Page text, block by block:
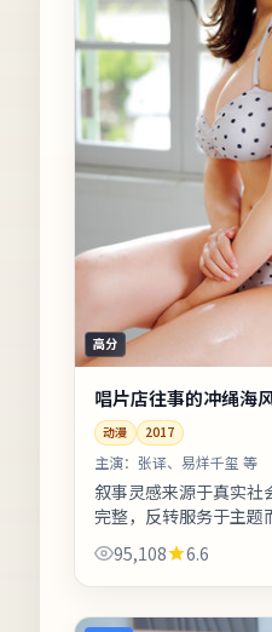
高分
唱片店往事的冲绳海
动漫 2017
主演： 张译、易烊千玺 等
叙事灵感来源于真实社
完整，反转服务于主题
角在不同章节切换，观
以免迷路。若你对东亚
95,108 6.6